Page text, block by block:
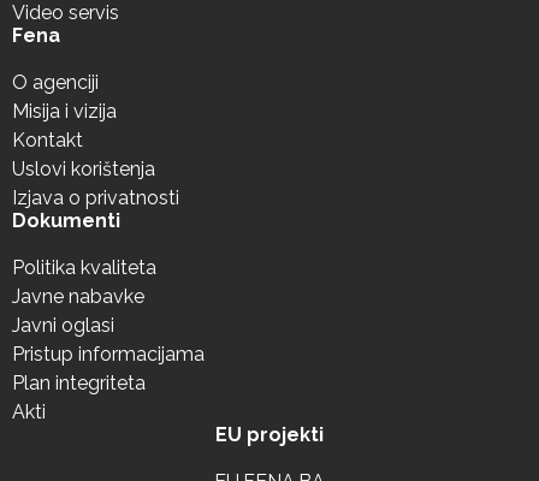
Video servis
Fena
O agenciji
Misija i vizija
Kontakt
Uslovi korištenja
Izjava o privatnosti
Dokumenti
Politika kvaliteta
Javne nabavke
Javni oglasi
Pristup informacijama
Plan integriteta
Akti
EU projekti